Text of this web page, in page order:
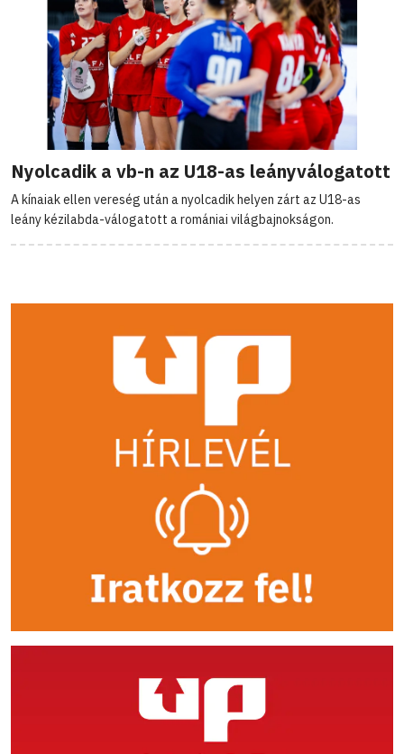
Nyolcadik a vb-n az U18-as leányválogatott
A kínaiak ellen vereség után a nyolcadik helyen zárt az U18-as
leány kézilabda-válogatott a romániai világbajnokságon.